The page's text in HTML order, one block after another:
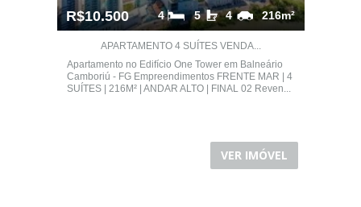
R$10.500 216m²
4
5
4
APARTAMENTO 4 SUÍTES VENDA...
Apartamento no Edifício One Tower em Balneário
Camboriú - FG Empreendimentos FRENTE MAR | 4
SUÍTES | 216M² | ANDAR ALTO | FINAL 02 Reven...
VER IMÓVEL